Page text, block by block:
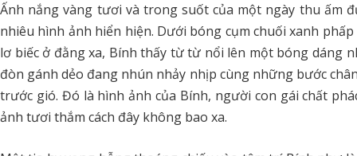
Ấnh nắng vàng tươi và trong suốt của một ngày thu ấm
nhiêu hình ảnh hiển hiện. Dưới bóng cụm chuối xanh
lơ biếc ở đằng xa, Bính thấy từ từ nổi lên một bóng dáng
đòn gánh dẻo đang nhún nhảy nhịp cùng những bước
trước gió. Đó là hình ảnh của Bính, người con gái chất
ảnh tươi thắm cách đây không bao xa.